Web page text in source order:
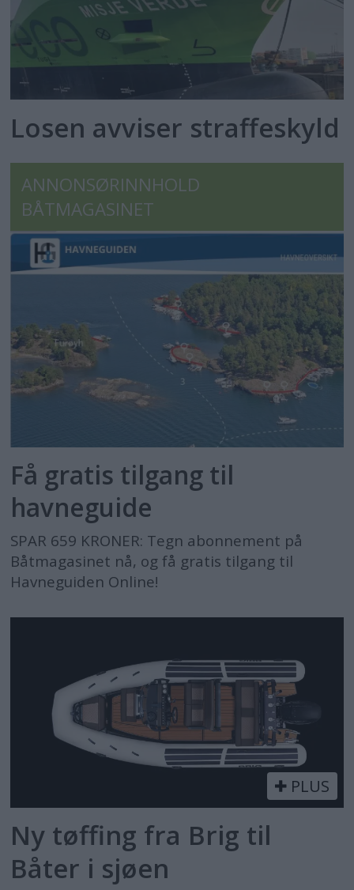
Losen avviser straffeskyld
ANNONSØRINNHOLD
BÅTMAGASINET
Få gratis tilgang til
havneguide
SPAR 659 KRONER: Tegn abonnement på
Båtmagasinet nå, og få gratis tilgang til
Havneguiden Online!
PLUS
Ny tøffing fra Brig til
Båter i sjøen